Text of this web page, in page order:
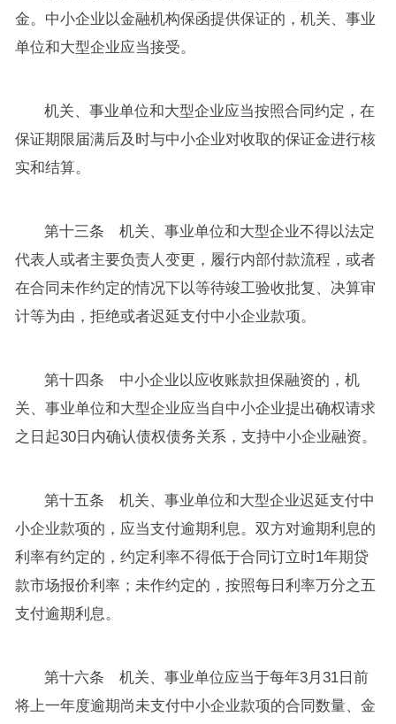
金。中小企业以金融机构保函提供保证的，机关、事业
单位和大型企业应当接受。
机关、事业单位和大型企业应当按照合同约定，在
保证期限届满后及时与中小企业对收取的保证金进行核
实和结算。
第十三条 机关、事业单位和大型企业不得以法定
代表人或者主要负责人变更，履行内部付款流程，或者
在合同未作约定的情况下以等待竣工验收批复、决算审
计等为由，拒绝或者迟延支付中小企业款项。
第十四条 中小企业以应收账款担保融资的，机
关、事业单位和大型企业应当自中小企业提出确权请求
之日起30日内确认债权债务关系，支持中小企业融资。
第十五条 机关、事业单位和大型企业迟延支付中
小企业款项的，应当支付逾期利息。双方对逾期利息的
利率有约定的，约定利率不得低于合同订立时1年期贷
款市场报价利率；未作约定的，按照每日利率万分之五
支付逾期利息。
第十六条 机关、事业单位应当于每年3月31日前
将上一年度逾期尚未支付中小企业款项的合同数量、金